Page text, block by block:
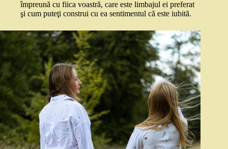
împreună cu fiica voastră, care este limbajul ei preferat
şi cum puteţi construi cu ea sentimentul că este iubită.